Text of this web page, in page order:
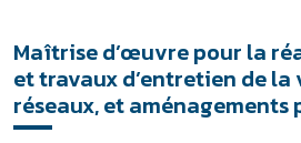
Maîtrise d’œuvre pour la
et travaux d’entretien de la
réseaux, et aménagements